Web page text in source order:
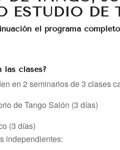
ESTUDIO DE
el programa
las clases?
en 2 seminarios de 3 clases
de Tango Salón (3 días)
(3 días)
independientes: